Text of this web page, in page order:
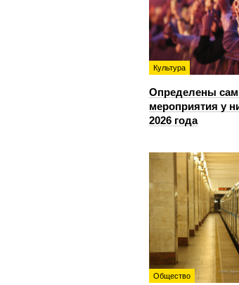
Культура
Определены
мероприятия у
2026 года
Общество